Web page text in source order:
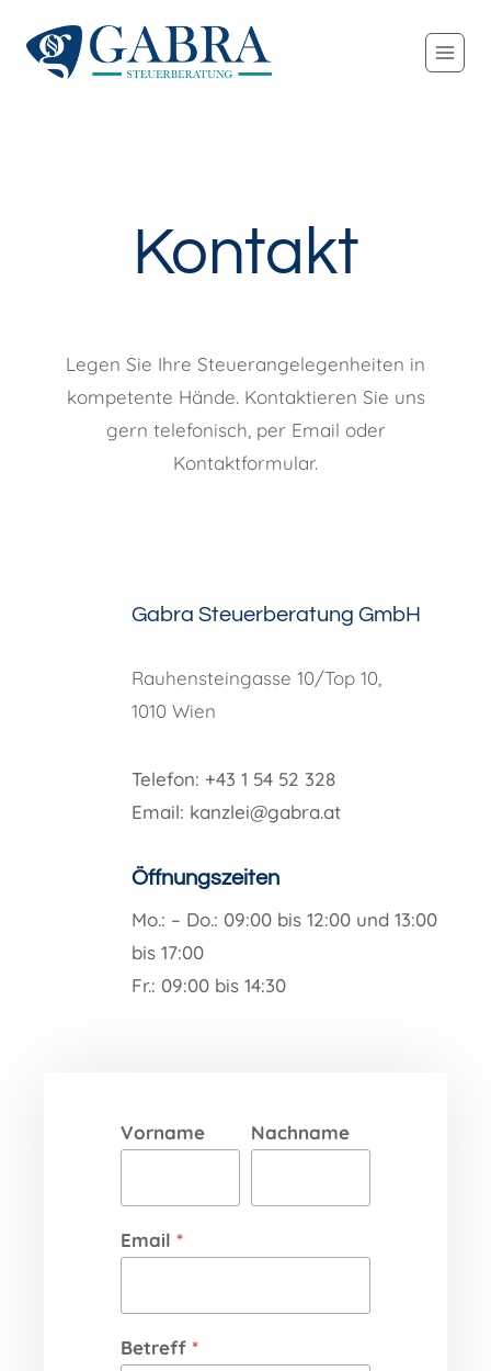
Inhalt
springen
Kontakt
Legen Sie Ihre Steuerangelegenheiten in
kompetente Hände. Kontaktieren Sie uns
gern telefonisch, per Email oder
Kontaktformular.
Gabra Steuerberatung GmbH
Rauhensteingasse 10/Top 10,
1010 Wien
Telefon: +43 1 54 52 328
Email: kanzlei@gabra.at
Öffnungszeiten
Mo.: – Do.: 09:00 bis 12:00 und 13:00
bis 17:00
Fr.: 09:00 bis 14:30
Vorname Nachname
Email *
Betreff *